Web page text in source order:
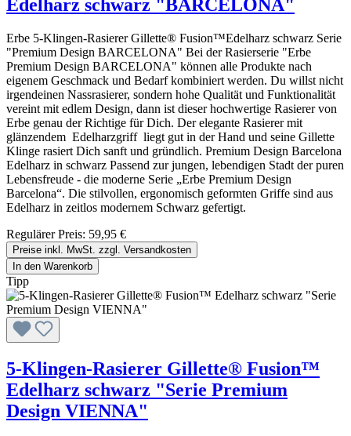
Edelharz schwarz "BARCELONA"
Erbe 5-Klingen-Rasierer Gillette® Fusion™Edelharz schwarz Serie
"Premium Design BARCELONA" Bei der Rasierserie "Erbe
Premium Design BARCELONA" können alle Produkte nach
eigenem Geschmack und Bedarf kombiniert werden. Du willst nicht
irgendeinen Nassrasierer, sondern hohe Qualität und Funktionalität
vereint mit edlem Design, dann ist dieser hochwertige Rasierer von
Erbe genau der Richtige für Dich. Der elegante Rasierer mit
glänzendem Edelharzgriff liegt gut in der Hand und seine Gillette
Klinge rasiert Dich sanft und gründlich. Premium Design Barcelona
Edelharz in schwarz Passend zur jungen, lebendigen Stadt der puren
Lebensfreude - die moderne Serie „Erbe Premium Design
Barcelona“. Die stilvollen, ergonomisch geformten Griffe sind aus
Edelharz in zeitlos modernem Schwarz gefertigt.
Regulärer Preis: 59,95 €
Preise inkl. MwSt. zzgl. Versandkosten
In den Warenkorb
Tipp
5-Klingen-Rasierer Gillette® Fusion™
Edelharz schwarz "Serie Premium
Design VIENNA"